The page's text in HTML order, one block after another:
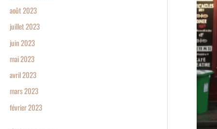
août 2023
juillet 2023
juin 2023
mai 2023
avril 2023
mars 2023
février 2023